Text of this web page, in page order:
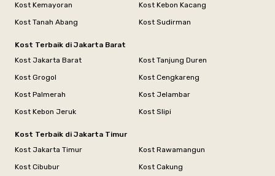
Kost Kemayoran
Kost Kebon Kacang
Kost Tanah Abang
Kost Sudirman
Kost Terbaik di Jakarta Barat
Kost Jakarta Barat
Kost Tanjung Duren
Kost Grogol
Kost Cengkareng
Kost Palmerah
Kost Jelambar
Kost Kebon Jeruk
Kost Slipi
Kost Terbaik di Jakarta Timur
Kost Jakarta Timur
Kost Rawamangun
Kost Cibubur
Kost Cakung